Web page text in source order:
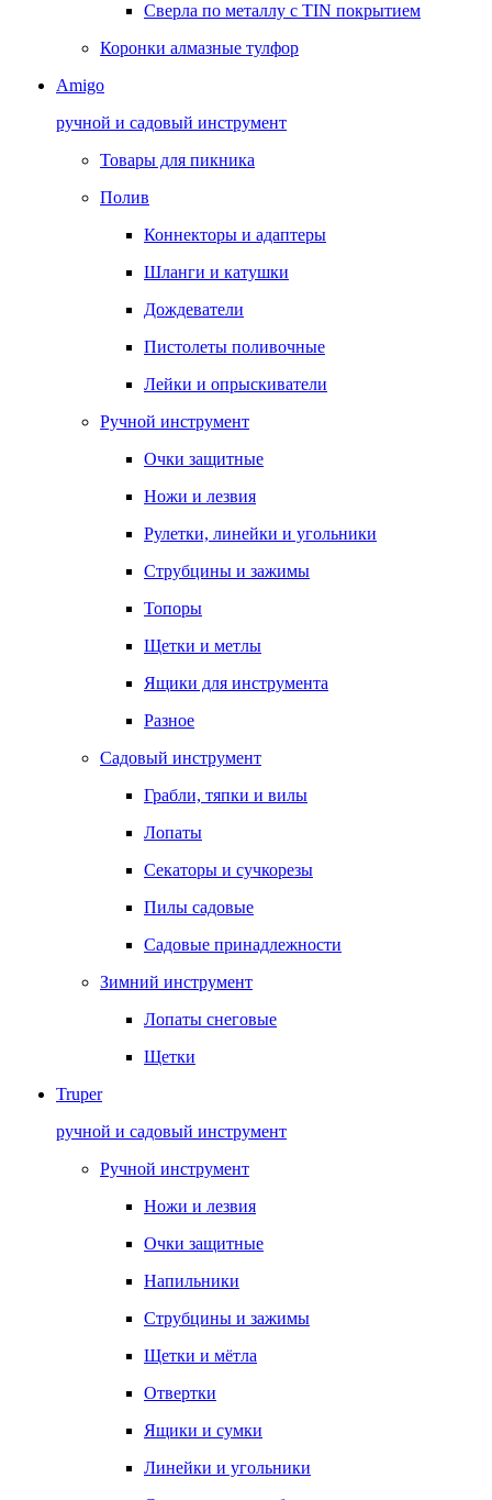
Сверла по металлу с TIN покрытием
Коронки алмазные тулфор
Amigo
ручной и садовый инструмент
Товары для пикника
Полив
Коннекторы и адаптеры
Шланги и катушки
Дождеватели
Пистолеты поливочные
Лейки и опрыскиватели
Ручной инструмент
Очки защитные
Ножи и лезвия
Рулетки, линейки и угольники
Струбцины и зажимы
Топоры
Щетки и метлы
Ящики для инструмента
Разное
Садовый инструмент
Грабли, тяпки и вилы
Лопаты
Секаторы и сучкорезы
Пилы садовые
Садовые принадлежности
Зимний инструмент
Лопаты снеговые
Щетки
Truper
ручной и садовый инструмент
Ручной инструмент
Ножи и лезвия
Очки защитные
Напильники
Струбцины и зажимы
Щетки и мётла
Отвертки
Ящики и сумки
Линейки и угольники